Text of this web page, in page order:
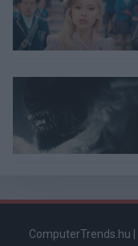
ComputerTrends.hu